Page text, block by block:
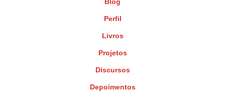
Perfil
Livros
Projetos
Discursos
Depoimentos